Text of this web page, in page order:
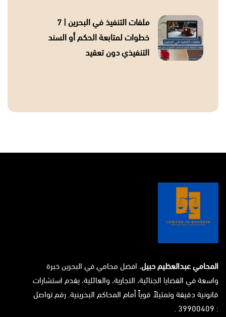
ملفات التنفيذ في البحرين | 7
خطوات لمتابعة الحكم أو السند
التنفيذي دون تعقيد
المحامي عبدالعظيم حبيل، افضل محامي في البحرين خبرة
واسعة في القضايا الجنائية، التجارية، والعائلية، يقدم استشارات
قانونية دقيقة وتمثيلاً قوياً أمام المحاكم البحرينية. رقم تواصل
: 39900409 .